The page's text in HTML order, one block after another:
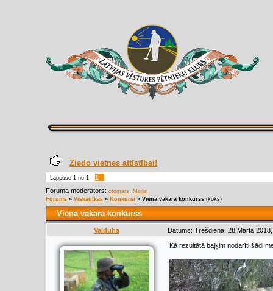
Ziedo vietnes attīstībai!
Lappuse 1 no 1
1
Foruma moderators: otomars
Meilis
Forums » Viskautkas » Konkursi » Viena vakara konkurss (koks)
Viena vakara konkurss
Valduha Datums: Trešdiena,
Kā rezultātā baļķim nodarīti šādi